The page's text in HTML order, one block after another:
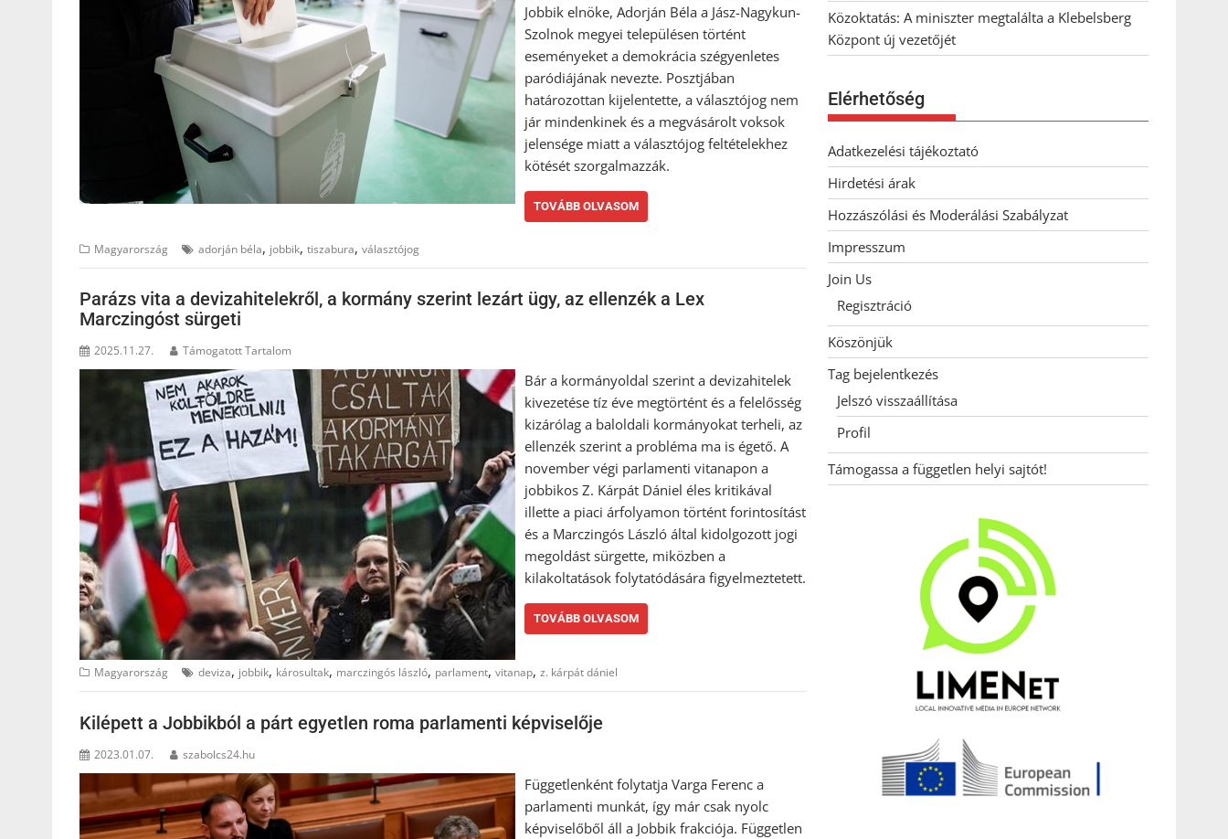
Jobbik elnöke, Adorján Béla a Jász-Nagykun-
Szolnok megyei településen történt
eseményeket a demokrácia szégyenletes
paródiájának nevezte. Posztjában
határozottan kijelentette, a választójog nem
jár mindenkinek és a megvásárolt voksok
jelensége miatt a választójog feltételekhez
kötését szorgalmazzák.
TOVÁBB OLVASOM
Magyarország adorján béla, jobbik, tiszabura, választójog
Parázs vita a devizahitelekről, a kormány szerint lezárt ügy, az ellenzék a Lex
Marczingóst sürgeti
2025.11.27. Támogatott Tartalom
Bár a kormányoldal szerint a devizahitelek
kivezetése tíz éve megtörtént és a felelősség
kizárólag a baloldali kormányokat terheli, az
ellenzék szerint a probléma ma is égető. A
november végi parlamenti vitanapon a
jobbikos Z. Kárpát Dániel éles kritikával
illette a piaci árfolyamon történt forintosítást
és a Marczingós László által kidolgozott jogi
megoldást sürgette, miközben a
kilakoltatások folytatódására figyelmeztetett.
TOVÁBB OLVASOM
Magyarország deviza, jobbik, károsultak, marczingós lászló, parlament, vitanap, z. kárpát dániel
Kilépett a Jobbikból a párt egyetlen roma parlamenti képviselője
2023.01.07. szabolcs24.hu
Függetlenként folytatja Varga Ferenc a
parlamenti munkát, így már csak nyolc
képviselőből áll a Jobbik frakciója. Független
Közoktatás: A miniszter megtalálta a Klebelsberg
Központ új vezetőjét
Elérhetőség
Adatkezelési tájékoztató
Hirdetési árak
Hozzászólási és Moderálási Szabályzat
Impresszum
Join Us
Regisztráció
Köszönjük
Tag bejelentkezés
Jelszó visszaállítása
Profil
Támogassa a független helyi sajtót!